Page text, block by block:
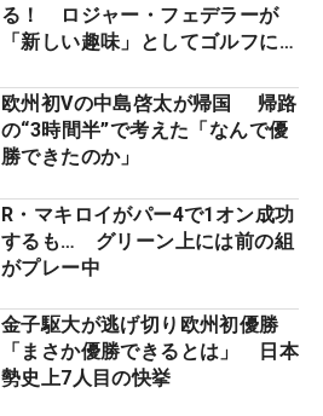
る！ ロジャー・フェデラーが
「新しい趣味」としてゴルフに挑
欧州初Vの中島啓太が帰国 帰路
の“3時間半”で考えた「なんで優
勝できたのか」
R・マキロイがパー4で1オン成功
するも… グリーン上には前の組
がプレー中
金子駆大が逃げ切り欧州初優勝
「まさか優勝できるとは」 日本
勢史上7人目の快挙